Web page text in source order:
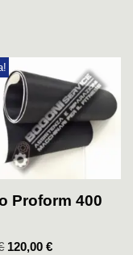
Proform 400
120,00€